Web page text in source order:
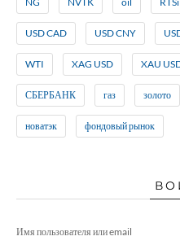
USD CAD USD CNY
WTI XAG USD XAU
СБЕРБАНК газ золото
новатэк фондовый рынок
Имя пользователя или email